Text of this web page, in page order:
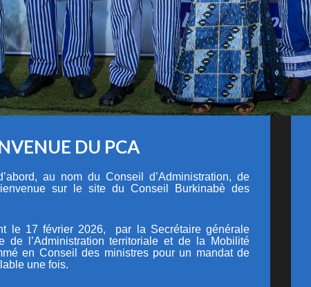
DU PCA
au nom du Conseil d’Administration, de
sur le site du Conseil Burkinabè des
le 17 février 2026, par l a Secrétaire générale
de l’Administration territoriale et de la Mobilité
en Conseil des ministres pour un mandat de
une fois.